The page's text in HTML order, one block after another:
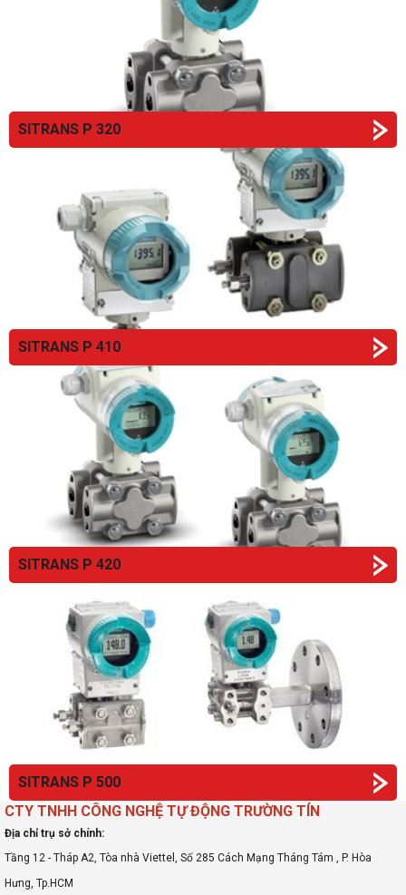
SITRANS P 320
SITRANS P 410
SITRANS P 420
SITRANS P 500
CTY TNHH CÔNG NGHỆ TỰ ĐỘNG TRƯỜNG TÍN
Địa chỉ trụ sở chính:
Tầng 12 - Tháp A2, Tòa nhà Viettel, Số 285 Cách Mạng Tháng Tám , P. Hòa
Hưng, Tp.HCM